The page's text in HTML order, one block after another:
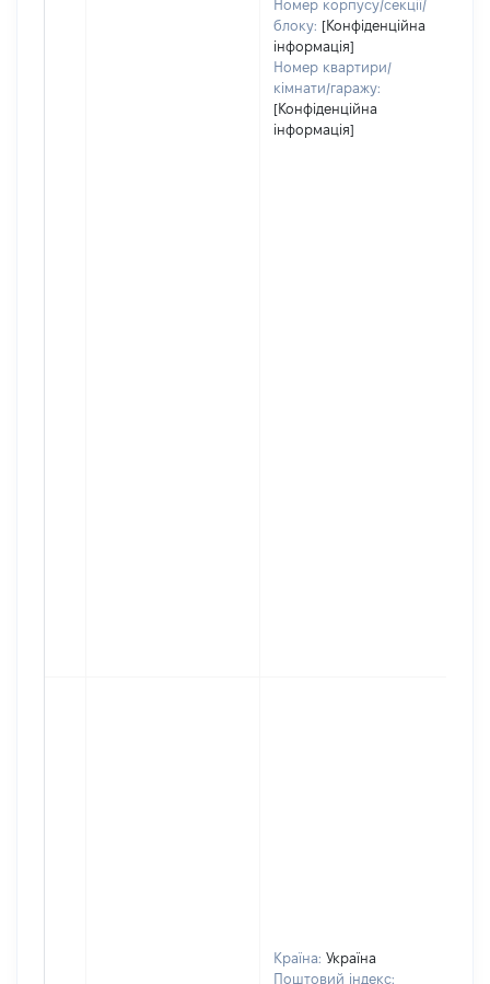
Номер корпусу/секції/
блоку: [Конфіденційна
інформація]
Номер квартири/
кімнати/гаражу:
[Конфіденційна
інформація]
Країна: Україна
Поштовий індекс: